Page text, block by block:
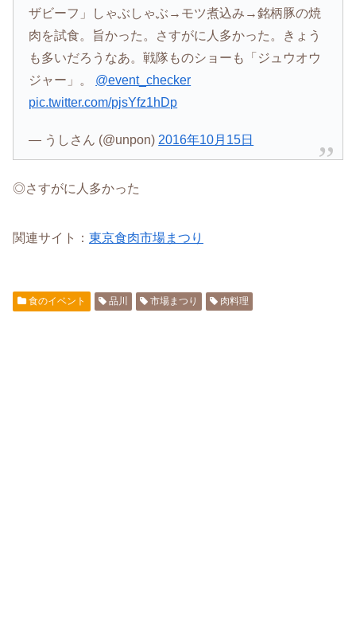
ザビーフ」しゃぶしゃぶ→モツ煮込み→銘柄豚の焼
肉を試食。旨かった。さすがに人多かった。きょう
も多いだろうなあ。戦隊ものショーも「ジュウオウ
ジャー」。 @event_checker
pic.twitter.com/pjsYfz1hDp
— うしさん (@unpon) 2016年10月15日
◎さすがに人多かった
関連サイト： 東京食肉市場まつり
食のイベント 品川 市場まつり 肉料理